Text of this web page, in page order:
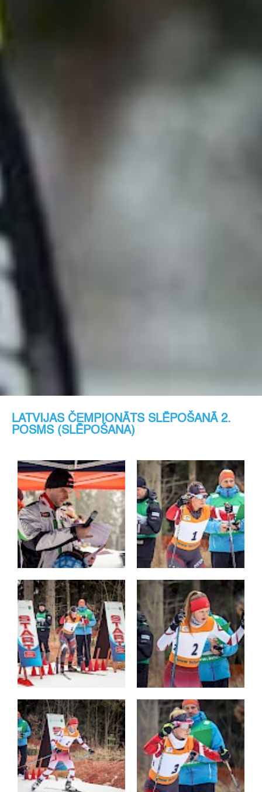
LATVIJAS ČEMPIONĀTS SLĒPOŠANĀ 2.
POSMS (SLĒPOŠANA)